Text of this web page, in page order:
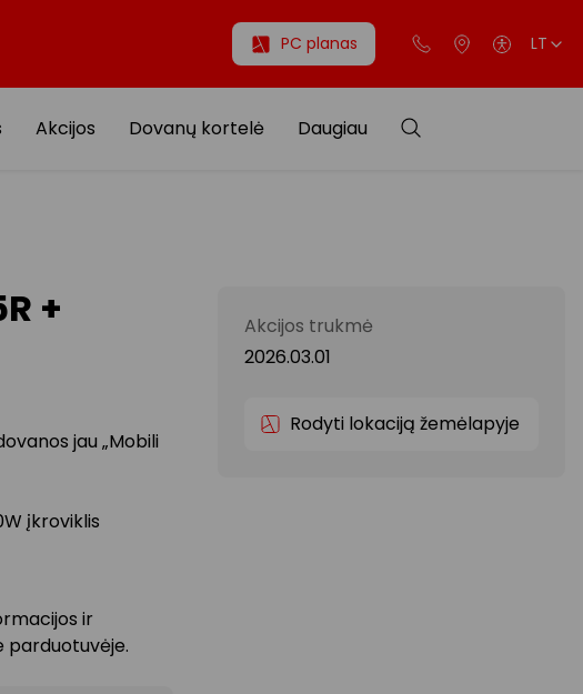
PC planas LT
Akcijos Dovanų kortelė Daugiau
+
jau „Mobili
įkroviklis
ir
parduotuvėje.
Akcijos trukmė
2026.03.01
Rodyti lokaciją žemėlapyje